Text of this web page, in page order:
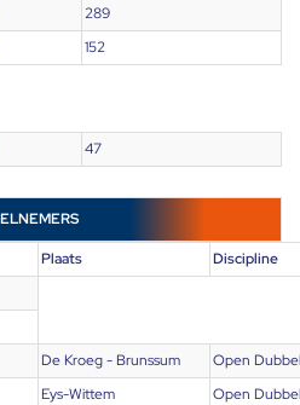
289
152
47
Plaats Discipline
De Kroeg - Brunssum
Open Dubbel
Eys-Wittem Open Dubbel